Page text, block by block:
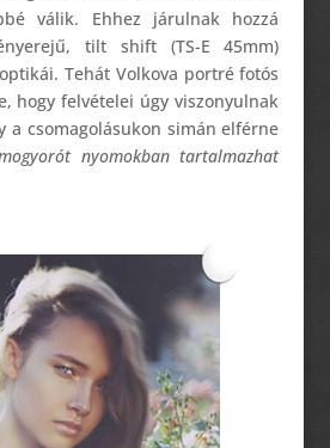
válik. Ehhez járulnak hozzá
tilt shift (TS-E 45mm)
Tehát Volkova portré fotós
hogy felvételei úgy viszonyulnak
a csomagolásukon simán elférne
nyomokban tartalmazhat